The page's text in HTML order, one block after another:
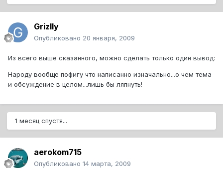
Grizlly
Опубликовано 20 января, 2009
Из всего выше сказанного, можно сделать только один вывод:
Народу вообще пофигу что написанно изначально...о чем тема
и обсуждение в целом...лишь бы ляпнуть!
1 месяц спустя...
aerokom715
Опубликовано 14 марта, 2009